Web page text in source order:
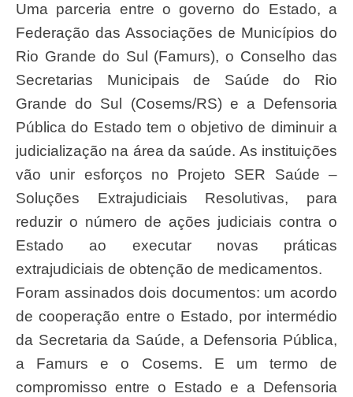
Uma parceria entre o governo do Estado, a
Federação das Associações de Municípios do
Rio Grande do Sul (Famurs), o Conselho das
Secretarias Municipais de Saúde do Rio
Grande do Sul (Cosems/RS) e a Defensoria
Pública do Estado tem o objetivo de diminuir a
judicialização na área da saúde. As instituições
vão unir esforços no Projeto SER Saúde –
Soluções Extrajudiciais Resolutivas, para
reduzir o número de ações judiciais contra o
Estado ao executar novas práticas
extrajudiciais de obtenção de medicamentos.
Foram assinados dois documentos: um acordo
de cooperação entre o Estado, por intermédio
da Secretaria da Saúde, a Defensoria Pública,
a Famurs e o Cosems. E um termo de
compromisso entre o Estado e a Defensoria